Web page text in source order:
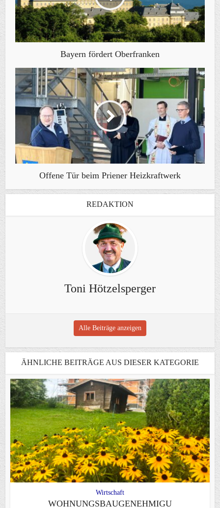
Bayern fördert Oberfranken
Offene Tür beim Priener Heizkraftwerk
REDAKTION
Toni Hötzelsperger
Alle Beiträge anzeigen
ÄHNLICHE BEITRÄGE AUS DIESER KATEGORIE
Wirtschaft
WOHNUNGSBAUGENEHMIGU